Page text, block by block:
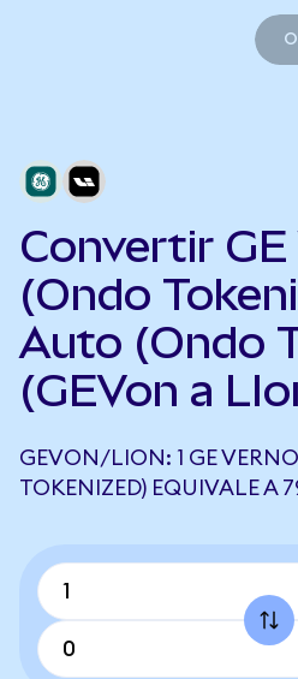
Convertir GE
(Ondo
Auto (Ondo
(GEVon a
GEVON/LION: 1 GE
TOKENIZED) EQUIVALE A